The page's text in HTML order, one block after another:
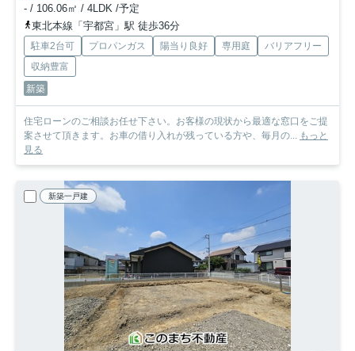
- / 106.06㎡ / 4LDK /予定
東北本線「宇都宮」駅 徒歩36分
駐車2台可 プロパンガス 陽当り良好 専用庭
バリアフリー
収納豊富
新築
住宅ローンのご相談お任せ下さい。お客様の現状から最適な窓口をご提
案させて頂きます。お車の借り入れが残っている方や、毎月の...
もっと
見る
新築一戸建